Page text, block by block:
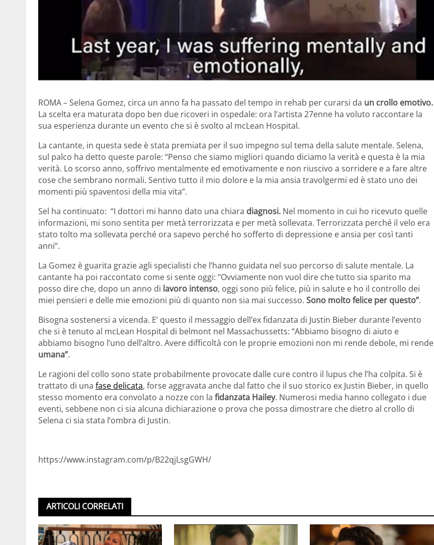
ROMA – Selena Gomez, circa un anno fa ha passato del tempo in rehab per curarsi da un crollo emotivo.
La scelta era maturata dopo ben due ricoveri in ospedale: ora l’artista 27enne ha voluto raccontare la
sua esperienza durante un evento che si è svolto al mcLean Hospital.
La cantante, in questa sede è stata premiata per il suo impegno sul tema della salute mentale. Selena,
sul palco ha detto queste parole: “Penso che siamo migliori quando diciamo la verità e questa è la mia
verità. Lo scorso anno, soffrivo mentalmente ed emotivamente e non riuscivo a sorridere e a fare altre
cose che sembrano normali. Sentivo tutto il mio dolore e la mia ansia travolgermi ed è stato uno dei
momenti più spaventosi della mia vita”.
Sel ha continuato: “I dottori mi hanno dato una chiara diagnosi. Nel momento in cui ho ricevuto quelle
informazioni, mi sono sentita per metà terrorizzata e per metà sollevata. Terrorizzata perché il velo era
stato tolto ma sollevata perché ora sapevo perché ho sofferto di depressione e ansia per così tanti
anni”.
La Gomez è guarita grazie agli specialisti che l’hanno guidata nel suo percorso di salute mentale. La
cantante ha poi raccontato come si sente oggi: “Ovviamente non vuol dire che tutto sia sparito ma
posso dire che, dopo un anno di lavoro intenso, oggi sono più felice, più in salute e ho il controllo dei
miei pensieri e delle mie emozioni più di quanto non sia mai successo. Sono molto felice per questo”.
Bisogna sostenersi a vicenda. E’ questo il messaggio dell’ex fidanzata di Justin Bieber durante l’evento
che si è tenuto al mcLean Hospital di belmont nel Massachussetts: “Abbiamo bisogno di aiuto e
abbiamo bisogno l’uno dell’altro. Avere difficoltà con le proprie emozioni non mi rende debole, mi rende
umana”.
Le ragioni del collo sono state probabilmente provocate dalle cure contro il lupus che l’ha colpita. Si è
trattato di una fase delicata, forse aggravata anche dal fatto che il suo storico ex Justin Bieber, in quello
stesso momento era convolato a nozze con la fidanzata Hailey. Numerosi media hanno collegato i due
eventi, sebbene non ci sia alcuna dichiarazione o prova che possa dimostrare che dietro al crollo di
Selena ci sia stata l’ombra di Justin.
https://www.instagram.com/p/B22qjLsgGWH/
ARTICOLI CORRELATI